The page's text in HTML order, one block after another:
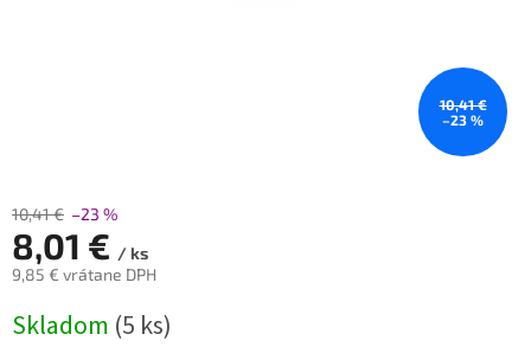
10,41 €
–23 %
10,41 € –23 %
8,01 € / ks
9,85 € vrátane DPH
cena:
Skladom (5 ks)